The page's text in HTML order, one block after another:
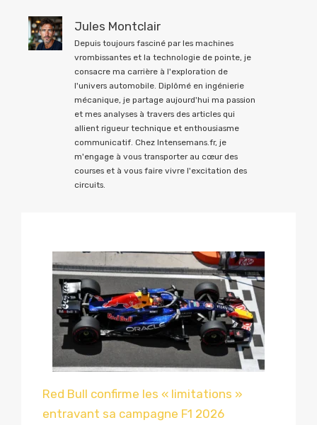
Jules Montclair
Depuis toujours fasciné par les machines
vrombissantes et la technologie de pointe, je
consacre ma carrière à l'exploration de
l'univers automobile. Diplômé en ingénierie
mécanique, je partage aujourd'hui ma passion
et mes analyses à travers des articles qui
allient rigueur technique et enthousiasme
communicatif. Chez Intensemans.fr, je
m'engage à vous transporter au cœur des
courses et à vous faire vivre l'excitation des
circuits.
Red Bull confirme les « limitations »
entravant sa campagne F1 2026